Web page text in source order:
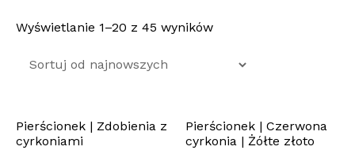
Wyświetlanie 1–20 z 45 wyników
Pierścionek | Zdobienia z
cyrkoniami
Pierścionek | Czerwona
cyrkonia | Żółte złoto